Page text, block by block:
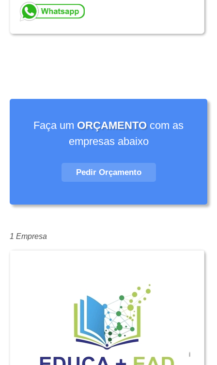
Faça um ORÇAMENTOcom as
empresas abaixo
Pedir Orçamento
1 Empresa